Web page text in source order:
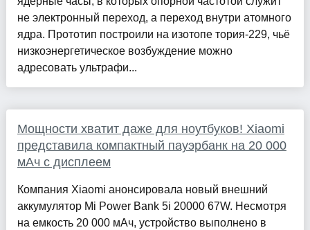
не электронный переход, а переход внутри атомного
ядра. Прототип построили на изотопе тория-229, чьё
низкоэнергетическое возбуждение можно
адресовать ультрафи...
Мощности хватит даже для ноутбуков! Xiaomi
представила компактный пауэрбанк на 20 000
мАч с дисплеем
Компания Xiaomi анонсировала новый внешний
аккумулятор Mi Power Bank 5i 20000 67W. Несмотря
на емкость 20 000 мАч, устройство выполнено в